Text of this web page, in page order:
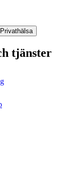
tjänster